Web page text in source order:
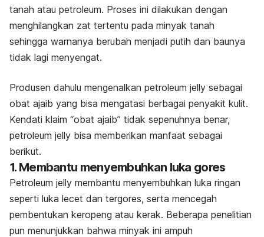
tanah atau petroleum. Proses ini dilakukan dengan
menghilangkan zat tertentu pada minyak tanah
sehingga warnanya berubah menjadi putih dan baunya
tidak lagi menyengat.
Produsen dahulu mengenalkan petroleum jelly sebagai
obat ajaib yang bisa mengatasi berbagai penyakit kulit.
Kendati klaim “obat ajaib” tidak sepenuhnya benar,
petroleum jelly bisa memberikan manfaat sebagai
berikut.
1. Membantu menyembuhkan luka gores
Petroleum jelly membantu menyembuhkan luka ringan
seperti luka lecet dan tergores, serta mencegah
pembentukan keropeng atau kerak. Beberapa penelitian
pun menunjukkan bahwa minyak ini ampuh